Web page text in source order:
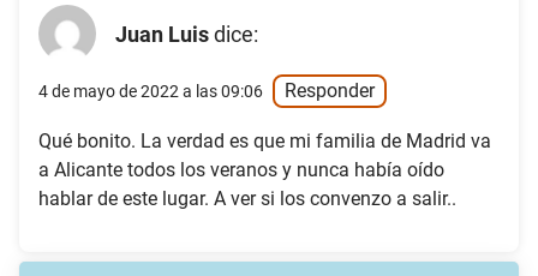
Juan Luisdice:
4 de mayo de 2022 a las 09:06 Responder
Qué bonito. La verdad es que mi familia de Madrid va
a Alicante todos los veranos y nunca había oído
hablar de este lugar. A ver si los convenzo a salir..